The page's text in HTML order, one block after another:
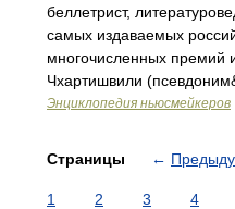
беллетрист,
самых издаваемых
многочисленных премий
Чхартишвили
Энциклопедия ньюсмейкеров
Страницы ←
1 2 3 4